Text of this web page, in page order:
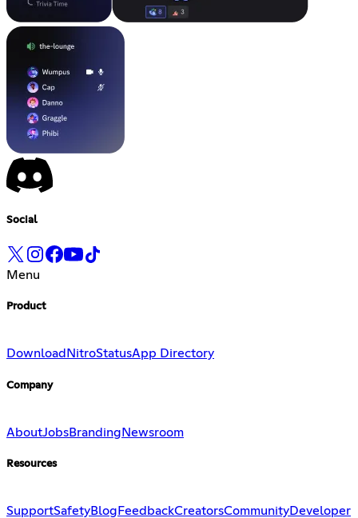
Social
Menu
Product
Download NitroStatusApp Directory
Company
AboutJobsBranding Newsroom
Resources
SupportSafetyBlog FeedbackCreatorsCommunityDeveloper